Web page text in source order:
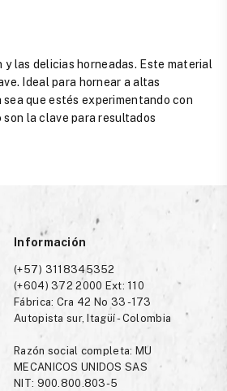
las delicias horneadas. Este material
Ideal para hornear a altas
que estés experimentando con
la clave para resultados
Información
(+57) 3118345352
(+604) 372 2000 Ext: 110
Fábrica: Cra 42 No 33 -173
Autopista sur, Itagüí - Colombia
Razón social completa: MU
MECANICOS UNIDOS SAS
NIT: 900.800.803-5